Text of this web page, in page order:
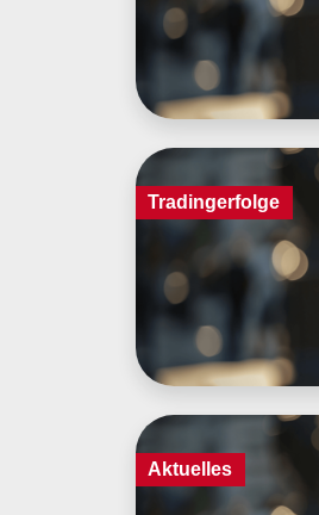
Tradingerfolge
Aktuelles